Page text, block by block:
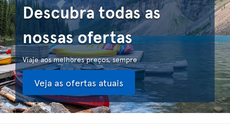
Descubra todas as
nossas ofertas
Viaje aos melhores preços, sempre
Veja as ofertas atuais